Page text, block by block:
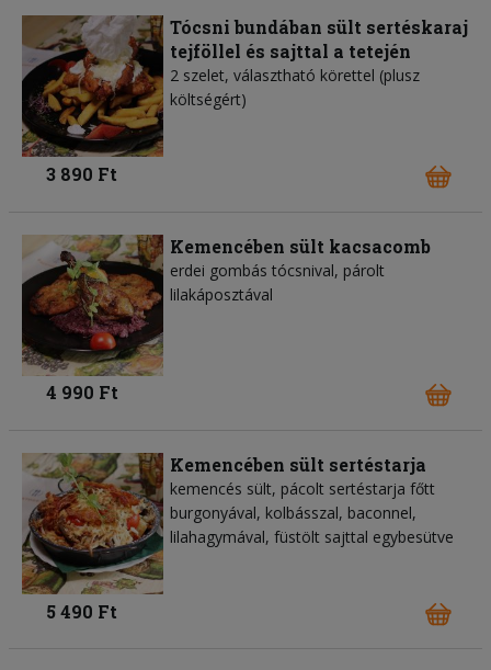
Tócsni bundában sült sertéskaraj
tejföllel és sajttal a tetején
2 szelet, választható körettel (plusz
költségért)
3 890 Ft
Kemencében sült kacsacomb
erdei gombás tócsnival, párolt
lilakáposztával
4 990 Ft
Kemencében sült sertéstarja
kemencés sült, pácolt sertéstarja főtt
burgonyával, kolbásszal, baconnel,
lilahagymával, füstölt sajttal egybesütve
5 490 Ft